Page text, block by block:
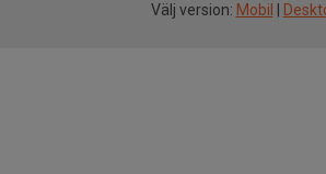
Välj version: Mobil